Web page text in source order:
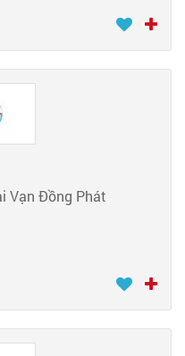
Vạn Đồng Phát